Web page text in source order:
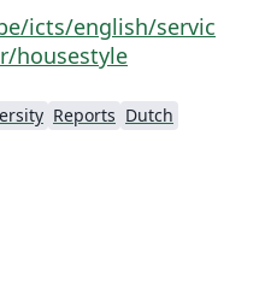
icts/english/servic
housestyle
Reports Dutch